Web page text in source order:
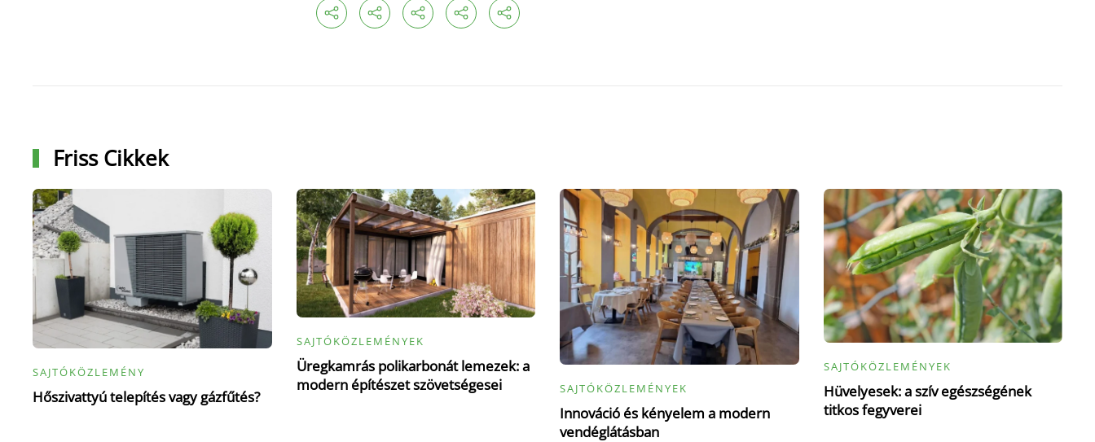
Friss Cikkek
SAJTÓKÖZLEMÉNY
Hőszivattyú telepítés vagy gázfűtés?
SAJTÓKÖZLEMÉNYEK
Üregkamrás polikarbonát lemezek: a
modern építészet szövetségesei
SAJTÓKÖZLEMÉNYEK
Innováció és kényelem a modern
vendéglátásban
SAJTÓKÖZLEMÉNYEK
Hüvelyesek: a szív egészségének
titkos fegyverei